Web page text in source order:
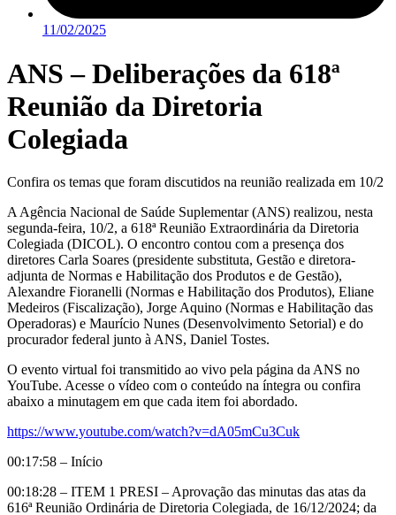
11/02/2025
ANS – Deliberações da 618ª
Reunião da Diretoria
Colegiada
Confira os temas que foram discutidos na reunião realizada em 10/2
A Agência Nacional de Saúde Suplementar (ANS) realizou, nesta
segunda-feira, 10/2, a 618ª Reunião Extraordinária da Diretoria
Colegiada (DICOL). O encontro contou com a presença dos
diretores Carla Soares (presidente substituta, Gestão e diretora-
adjunta de Normas e Habilitação dos Produtos e de Gestão),
Alexandre Fioranelli (Normas e Habilitação dos Produtos), Eliane
Medeiros (Fiscalização), Jorge Aquino (Normas e Habilitação das
Operadoras) e Maurício Nunes (Desenvolvimento Setorial) e do
procurador federal junto à ANS, Daniel Tostes.
O evento virtual foi transmitido ao vivo pela página da ANS no
YouTube. Acesse o vídeo com o conteúdo na íntegra ou confira
abaixo a minutagem em que cada item foi abordado.
https://www.youtube.com/watch?v=dA05mCu3Cuk
00:17:58 – Início
00:18:28 – ITEM 1 PRESI – Aprovação das minutas das atas da
616ª Reunião Ordinária de Diretoria Colegiada, de 16/12/2024; da